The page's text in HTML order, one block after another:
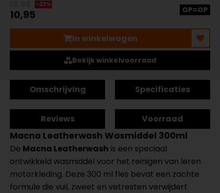
-22%
10,95 OP=OP
In winkelwagen
Bekijk winkelvoorraad
Omschrijving Specificaties
Reviews Voorraad
Macna Leatherwash Wasmiddel 300ml
De Macna Leatherwash is een speciaal
ontwikkeld wasmiddel voor het reinigen van leren
motorkleding. Deze 300 ml fles bevat een zachte
formule die vuil, zweet en vetresten verwijdert